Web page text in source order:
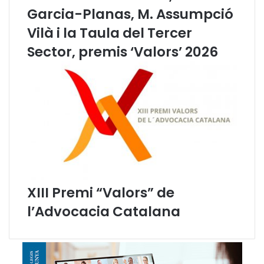
c
t
p
o
a
a
l
d
i
a
a
i
r
a
p
f
Garcia-Planas, M. Assumpció
Vilà i la Taula del Tercer
Sector, premis ‘Valors’ 2026
XIII Premi “Valors” de
l’Advocacia Catalana